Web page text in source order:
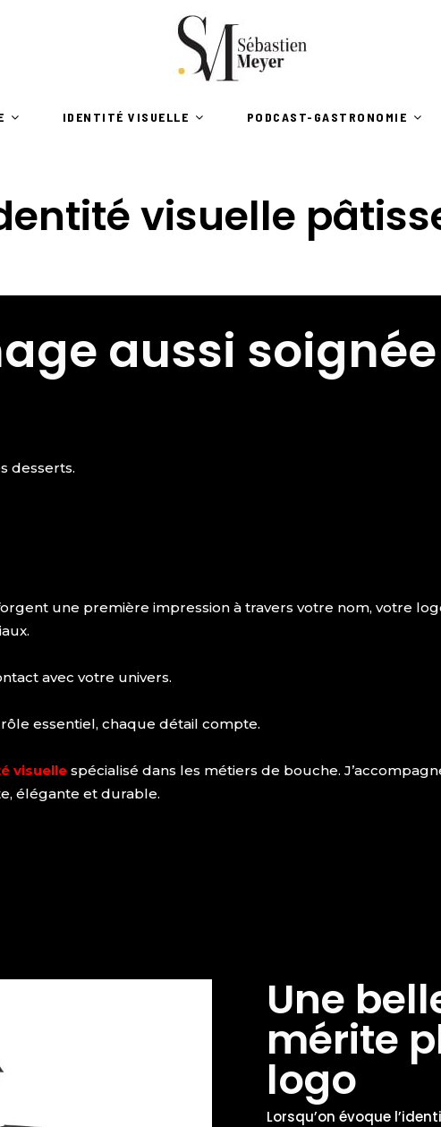
IDENTITÉ VISUELLE PODCAST-GASTRONOMIE
visuelle
aussi
desserts.
une première impression à travers votre nom, votre
avec votre univers.
essentiel, chaque détail compte.
visuelle spécialisé dans les métiers de bouche.
élégante et durable.
Une
mérite
logo
Lorsqu’on évoque